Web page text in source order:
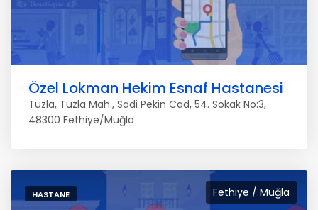
Özel Lokman Hekim Esnaf Hastanesi
Tuzla, Tuzla Mah., Sadi Pekin Cad, 54. Sokak No:3,
48300 Fethiye/Muğla
Fethiye / Muğla
HASTANE